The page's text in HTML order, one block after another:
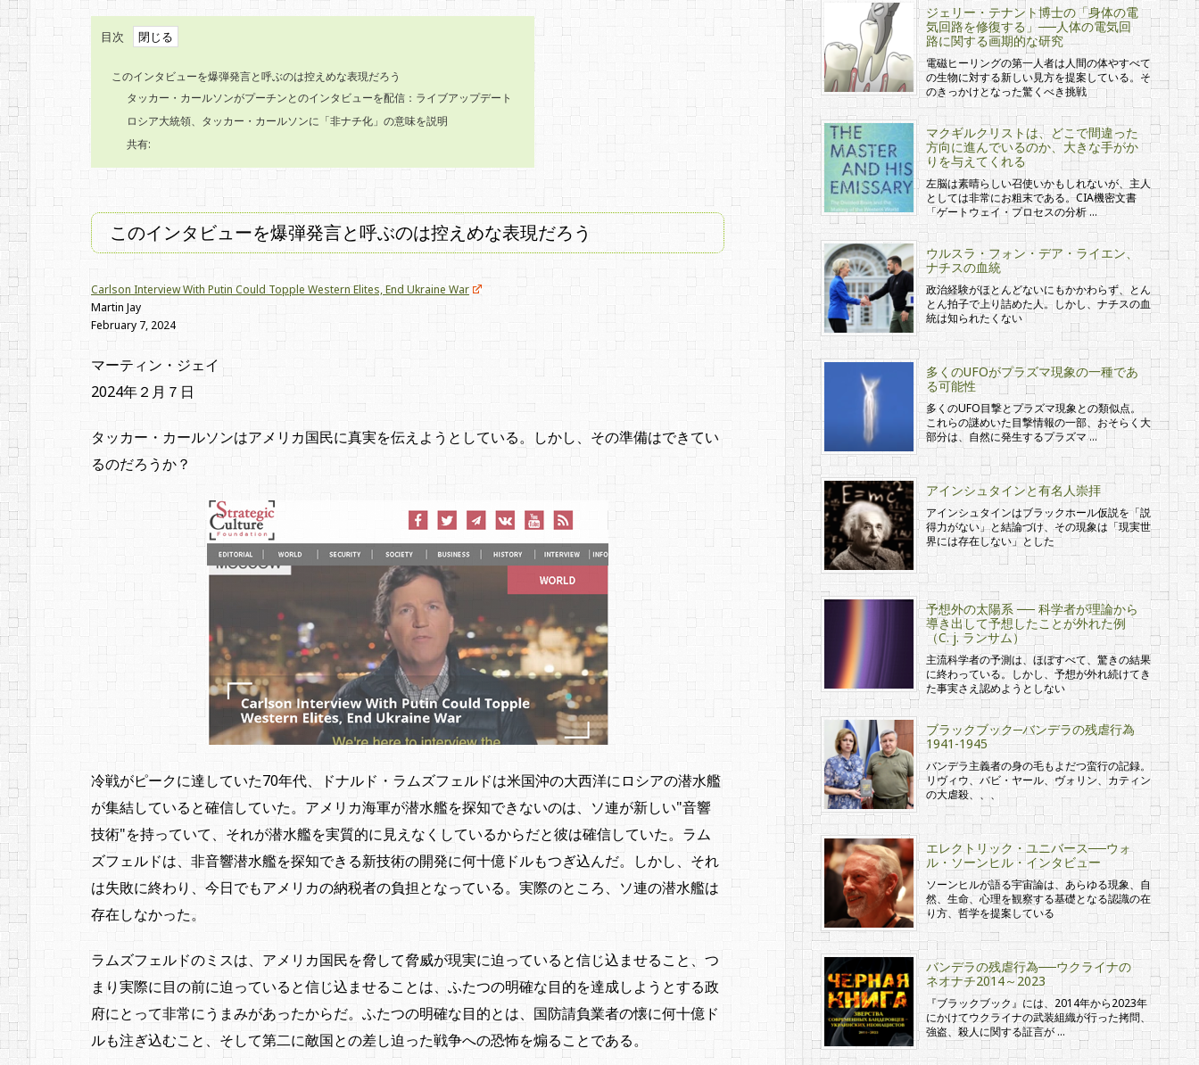
目次
このインタビューを爆弾発言と呼ぶのは控えめな表現だろう
タッカー・カールソンがプーチンとのインタビューを配信：ライブアップデート
ロシア大統領、タッカー・カールソンに「非ナチ化」の意味を説明
共有:
このインタビューを爆弾発言と呼ぶのは控えめな表現だろう
Carlson Interview With Putin Could Topple Western Elites, End Ukraine War
Martin Jay
February 7, 2024
マーティン・ジェイ
2024年２月７日
タッカー・カールソンはアメリカ国民に真実を伝えようとしている。しかし、その準備はできてい
るのだろうか？
冷戦がピークに達していた70年代、ドナルド・ラムズフェルドは米国沖の大西洋にロシアの潜水艦
が集結していると確信していた。アメリカ海軍が潜水艦を探知できないのは、ソ連が新しい"音響
技術"を持っていて、それが潜水艦を実質的に見えなくしているからだと彼は確信していた。ラム
ズフェルドは、非音響潜水艦を探知できる新技術の開発に何十億ドルもつぎ込んだ。しかし、それ
は失敗に終わり、今日でもアメリカの納税者の負担となっている。実際のところ、ソ連の潜水艦は
存在しなかった。
ラムズフェルドのミスは、アメリカ国民を脅して脅威が現実に迫っていると信じ込ませること、つ
まり実際に目の前に迫っていると信じ込ませることは、ふたつの明確な目的を達成しようとする政
府にとって非常にうまみがあったからだ。ふたつの明確な目的とは、国防請負業者の懐に何十億ド
ルも注ぎ込むこと、そして第二に敵国との差し迫った戦争への恐怖を煽ることである。
ジェリー・テナント博士の「身体の電
気回路を修復する」──人体の電気回
路に関する画期的な研究
電磁ヒーリングの第一人者は人間の体やすべて
の生物に対する新しい見方を提案している。そ
のきっかけとなった驚くべき挑戦
マクギルクリストは、どこで間違った
方向に進んでいるのか、大きな手がか
りを与えてくれる
左脳は素晴らしい召使いかもしれないが、主人
としては非常にお粗末である。CIA機密文書
「ゲートウェイ・プロセスの分析 …
ウルスラ・フォン・デア・ライエン、
ナチスの血統
政治経験がほとんどないにもかかわらず、とん
とん拍子で上り詰めた人。しかし、ナチスの血
統は知られたくない
多くのUFOがプラズマ現象の一種であ
る可能性
多くのUFO目撃とプラズマ現象との類似点。
これらの謎めいた目撃情報の一部、おそらく大
部分は、自然に発生するプラズマ …
アインシュタインと有名人崇拝
アインシュタインはブラックホール仮説を「説
得力がない」と結論づけ、その現象は「現実世
界には存在しない」とした
予想外の太陽系 ── 科学者が理論から
導き出して予想したことが外れた例
（C. j. ランサム）
主流科学者の予測は、ほぼすべて、驚きの結果
に終わっている。しかし、予想が外れ続けてき
た事実さえ認めようとしない
ブラックブック─バンデラの残虐行為
1941-1945
バンデラ主義者の身の毛もよだつ蛮行の記録。
リヴィウ、バビ・ヤール、ヴォリン、カティン
の大虐殺、、、
エレクトリック・ユニバース──ウォ
ル・ソーンヒル・インタビュー
ソーンヒルが語る宇宙論は、あらゆる現象、自
然、生命、心理を観察する基礎となる認識の在
り方、哲学を提案している
バンデラの残虐行為──ウクライナの
ネオナチ2014～2023
『ブラックブック』には、2014年から2023年
にかけてウクライナの武装組織が行った拷問、
強盗、殺人に関する証言が …